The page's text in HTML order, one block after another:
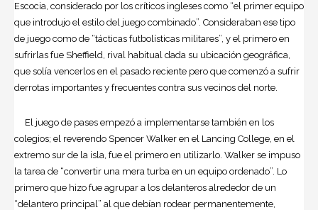
Escocia, considerado por los críticos ingleses como “el primer equipo
que introdujo el estilo del juego combinado”. Consideraban ese tipo
de juego como de “tácticas futbolísticas militares”, y el primero en
sufrirlas fue Sheffield, rival habitual dada su ubicación geográfica,
que solía vencerlos en el pasado reciente pero que comenzó a sufrir
derrotas importantes y frecuentes contra sus vecinos del norte.
El juego de pases empezó a implementarse también en los
colegios; el reverendo Spencer Walker en el Lancing College, en el
extremo sur de la isla, fue el primero en utilizarlo. Walker se impuso
la tarea de “convertir una mera turba en un equipo ordenado”. Lo
primero que hizo fue agrupar a los delanteros alrededor de un
“delantero principal” al que debían rodear permanentemente,